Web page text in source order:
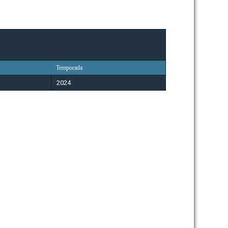
Temporada
2024